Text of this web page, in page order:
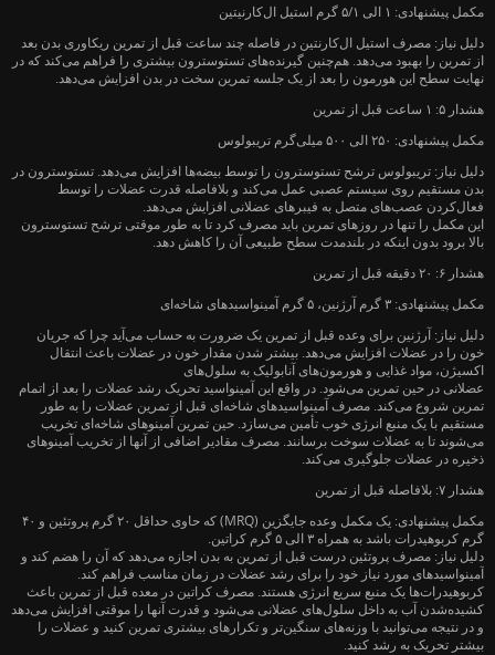
مکمل پیشنهادی: ۱ الی ۵/۱ گرم استیل ال‌کارنیتین
دلیل نیاز: مصرف استیل ال‌کارنتین در فاصله چند ساعت قبل از تمرین ریکاوری بدن بعد
از تمرین را بهبود می‌دهد. هم‌چنین گیرنده‌های تستوسترون بیشتری را فراهم می‌کند که در
نهایت سطح این هورمون را بعد از یک جلسه تمرین سخت در بدن افزایش می‌دهد.
هشدار ۵: ۱ ساعت قبل از تمرین
مکمل پیشنهادی: ۲۵۰ الی ۵۰۰ میلی‌گرم تریبولوس
دلیل نیاز: تریبولوس ترشح تستوسترون را توسط بیضه‌ها افزایش می‌دهد. تستوسترون در
بدن مستقیم روی سیستم عصبی عمل می‌کند و بلافاصله قدرت عضلات را توسط
فعال‌کردن عصب‌های متصل به فیبرهای عضلانی افزایش می‌دهد.
این مکمل را تنها در روزهای تمرین باید مصرف کرد تا به طور موقتی ترشح تستوسترون
بالا برود بدون اینکه در بلندمدت سطح طبیعی آن را کاهش دهد.
هشدار ۶: ۲۰ دقیقه قبل از تمرین
مکمل پیشنهادی: ۳ گرم آرژنین، ۵ گرم آمینواسیدهای شاخه‌ای
دلیل نیاز: آرژنین برای وعده قبل از تمرین یک ضرورت به حساب می‌آید چرا که جریان
خون را در عضلات افزایش می‌دهد. بیشتر شدن مقدار خون در عضلات باعث انتقال
اکسیژن، مواد غذایی و هورمون‌های آنابولیک به سلول‌های
عضلانی در حین تمرین می‌شود. در واقع این آمینواسید تحریک رشد عضلات را بعد از اتمام
تمرین شروع می‌کند. مصرف آمینواسیدهای شاخه‌ای قبل از تمرین عضلات را به طور
مستقیم با یک منبع انرژی خوب تأمین می‌سازد. حین تمرین آمینوهای شاخه‌ای تخریب
می‌شوند تا به عضلات سوخت برسانند. مصرف مقادیر اضافی از آنها از تخریب آمینوهای
ذخیره در عضلات جلوگیری می‌کند.
هشدار ۷: بلافاصله قبل از تمرین
مکمل پیشنهادی: یک مکمل وعده جایگزین (MRQ) که حاوی حداقل ۲۰ گرم پروتئین و ۴۰
گرم کربوهیدرات باشد به همراه ۳ الی ۵ گرم کراتین.
دلیل نیاز: مصرف پروتئین درست قبل از تمرین به بدن اجازه می‌دهد که آن را هضم کند و
آمینواسیدهای مورد نیاز خود را برای رشد عضلات در زمان مناسب فراهم کند.
کربوهیدرات‌ها یک منبع سریع انرژی هستند. مصرف کراتین در معده قبل از تمرین باعث
کشیده‌شدن آب به داخل سلول‌های عضلانی می‌شود و قدرت آنها را موقتی افزایش می‌دهد
و در نتیجه می‌توانید با وزنه‌های سنگین‌تر و تکرارهای بیشتری تمرین کنید و عضلات را
بیشتر تحریک به رشد کنید.